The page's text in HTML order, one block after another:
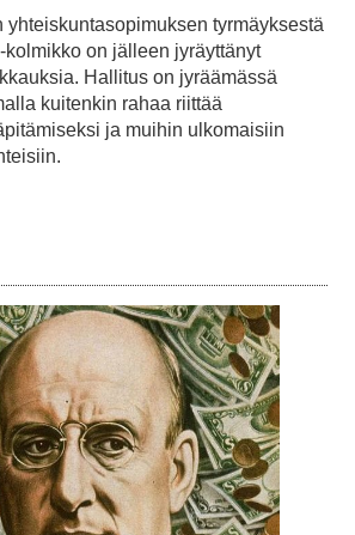
tyrmäyksestä
kolmikko on jälleen jyräyttänyt
Hallitus on jyräämässä
kuitenkin rahaa riittää
ja muihin ulkomaisiin